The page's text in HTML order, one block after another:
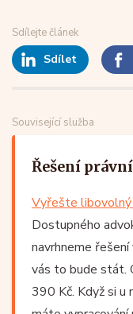
Sdílejte článek
Sdílet
Související služba
Řešení
Vyřešte
Dostupného
navrhneme
vás to bude stát.
390 Kč. Když si u